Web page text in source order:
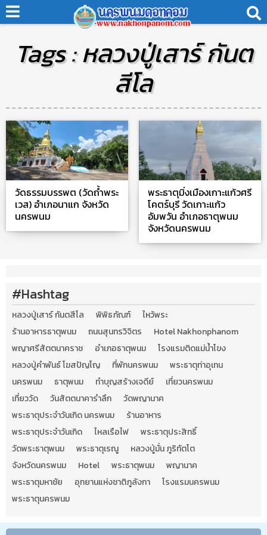
Tags : หลวงปู่เสาร์ กันต
สีโล
วัดธรรมบรรพต (วัดถ้ำพระ
เวส) อำเภอนาแก จังหวัด
นครพนม
พระธาตุมิ่งเมืองเกาะแก้วศรี
โคตร์บุรี วัดเกาะแก้ว
อัมพวัน อำเภอธาตุพนม
จังหวัดนครพนม
#Hashtag
หลวงปู่เสาร์ กันตสีโล พิพิธภัณฑ์
ไหว้พระ
ร้านอาหารธาตุพนม
ถนนสุนทรวิจิตร
Hotel Nakhonphanom
พญาศรีสัตตนาคราช
อำเภอธาตุพนม
โรงแรมติดแม่น้ำโขง
หลวงปู่คำพันธ์ โฆสปัญโญ
ที่พักนครพนม
พระธาตุท่าอุเทน
นครพนม
ธาตุพนม ทำบุญสร้างเจดีย์
เที่ยวนครพนม
เที่ยววัด
วันสัตตนาคารำลึก
วัดพญานาค
พระธาตุประจำวันเกิด นครพนม
ร้านอาหาร
พระธาตุประจำวันเกิด
ไหลเรือไฟ
พระธาตุประสิทธิ์
วัดพระธาตุพนม
พระธาตุเรณู
หลวงปู่มั่น ภูริทัตโต
จังหวัดนครพนม
Hotel พระธาตุพนม
พญานาค
พระธาตุมหาชัย
อุทยานแห่งชาติภูลังกา
โรงแรมนครพนม
พระธาตุนครพนม